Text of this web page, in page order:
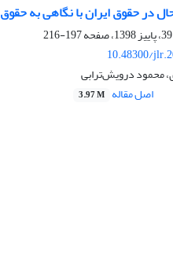
در حقوق ایران با نگاهی به
197-216
10.48300/
محمود درویش‌ترابی
اصل مقاله 3.97 M